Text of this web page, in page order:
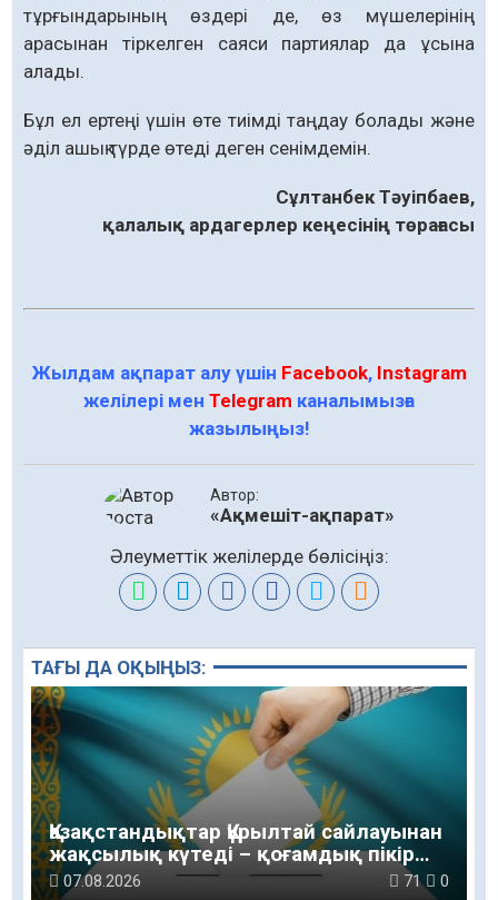
тұрғындарының өздері де, өз мүшелерінің
арасынан тіркелген саяси партиялар да ұсына
алады.
Бұл ел ертеңі үшін өте тиімді таңдау болады және
әділ ашық түрде өтеді деген сенімдемін.
Сұлтанбек Тәуіпбаев,
қалалық ардагерлер кеңесінің төрағасы
Жылдам ақпарат алу үшін Facebook, Instagram
желілері мен Telegram каналымызға
жазылыңыз!
Автор:
«Ақмешіт-ақпарат»
Әлеуметтік желілерде бөлісіңіз:
ТАҒЫ ДА ОҚЫҢЫЗ:
Қазақстандықтар Құрылтай сайлауынан
жақсылық күтеді – қоғамдық пікір
зерттеуі
07.08.2026 71 0